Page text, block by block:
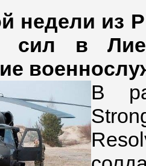
недели из
сил в
В